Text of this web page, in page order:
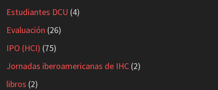
Estudiantes DCU (4)
Evaluación (26)
IPO (HCI) (75)
Jornadas iberoamericanas de IHC(2)
libros (2)